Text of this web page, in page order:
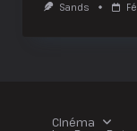
Sands
Cinéma